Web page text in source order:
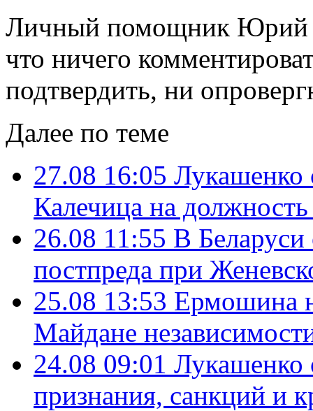
Личный помощник Юрий
что ничего
подтвердить, ни
Далее по теме
27.08 16:05 Лукашенко
Калечица на
26.08 11:55 В Беларуси
постпреда при
25.08 13:53 Ермошина
Майдане
24.08 09:01 Лукашенко
признания, санкций и